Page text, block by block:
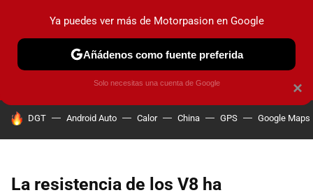
PRUEBAS COCHES ELÉCTRICOS OBSERVATORIO
HOY SE HABLA DE
DGT Android Auto Calor China GPS Google Maps
La resistencia de los V8 ha
×
Ya puedes ver más de Motorpasion en Google
Añádenos como fuente preferida
Solo necesitas una cuenta de Google